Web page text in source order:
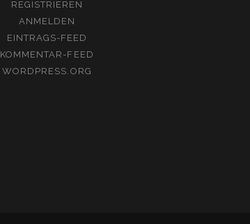
REGISTRIEREN
ANMELDEN
EINTRAGS-FEED
KOMMENTAR-FEED
WORDPRESS.ORG